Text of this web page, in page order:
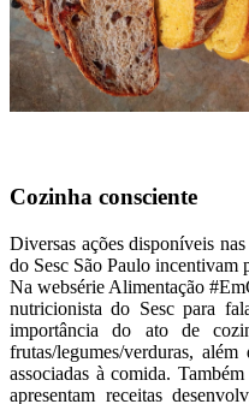
Cozinha consciente
Diversas ações disponíveis
do Sesc São Paulo incentivam
Na websérie Alimentação
nutricionista do Sesc para
importância do ato de
frutas/legumes/verduras,
associadas à comida.
apresentam receitas